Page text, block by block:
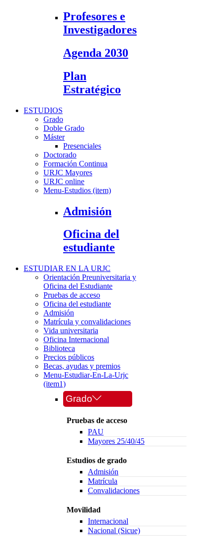
Profesores e
Investigadores
Agenda 2030
Plan
Estratégico
ESTUDIOS
Grado
Doble Grado
Máster
Presenciales
Doctorado
Formación Continua
URJC Mayores
URJC online
Menu-Estudios (item)
Admisión
Oficina del
estudiante
ESTUDIAR EN LA URJC
Orientación Preuniversitaria y
Oficina del Estudiante
Pruebas de acceso
Oficina del estudiante
Admisión
Matrícula y convalidaciones
Vida universitaria
Oficina Internacional
Biblioteca
Precios públicos
Becas, ayudas y premios
Menu-Estudiar-En-La-Urjc
(item1)
Grado
Pruebas de acceso
PAU
Mayores 25/40/45
Estudios de grado
Admisión
Matrícula
Convalidaciones
Movilidad
Internacional
Nacional (Sicue)